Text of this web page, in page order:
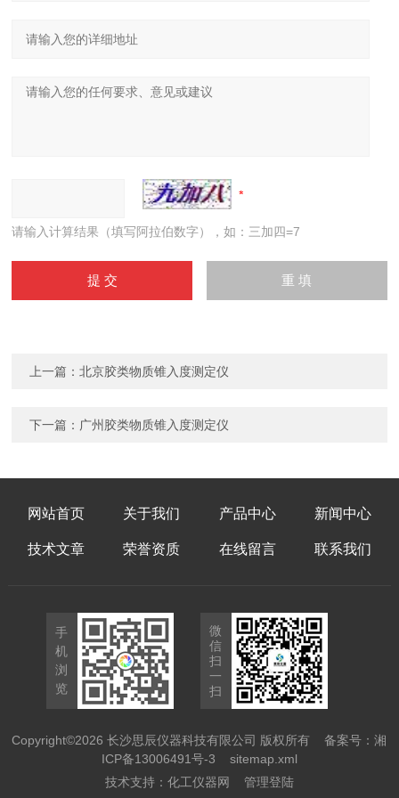
请输入计算结果（填写阿拉伯数字），如：三加四=7
上一篇：北京胶类物质锥入度测定仪
下一篇： 广州胶类物质锥入度测定仪
网站首页 关于我们 产品中心 新闻中心
技术文章 荣誉资质 在线留言 联系我们
手
机
浏
览
微
信
扫
一
扫
Copyright©2026 长沙思辰仪器科技有限公司 版权所有备案号：湘
ICP备13006491号-3
sitemap.xml
技术支持： 化工仪器网 管理登陆